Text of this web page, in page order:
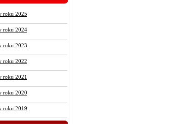
roku 2025
roku 2024
roku 2023
roku 2022
roku 2021
roku 2020
roku 2019